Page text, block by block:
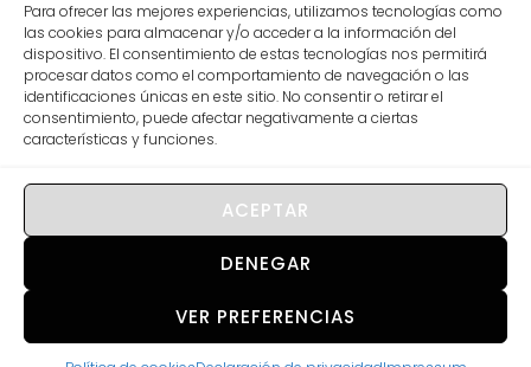
Para ofrecer las mejores experiencias, utilizamos tecnologías como
las cookies para almacenar y/o acceder a la información del
dispositivo. El consentimiento de estas tecnologías nos permitirá
procesar datos como el comportamiento de navegación o las
identificaciones únicas en este sitio. No consentir o retirar el
consentimiento, puede afectar negativamente a ciertas
características y funciones.
ACEPTAR
DENEGAR
VER PREFERENCIAS
CASABLANCA
976 568 074
correo@barbed.es
L-V 10:00-13:30 / 16:30-20:00
© 2026 Barbed Joven. All rights reserved.